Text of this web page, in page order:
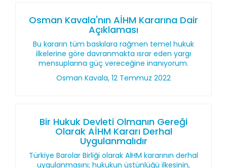
Osman Kavala'nın AİHM Kararına Dair
Açıklaması
Bu kararın tüm baskılara rağmen temel hukuk
ilkelerine göre davranmakta ısrar eden yargı
mensuplarına güç vereceğine inanıyorum.
Osman Kavala, 12 Temmuz 2022
Bir Hukuk Devleti Olmanın Gereği
Olarak AİHM Kararı Derhal
Uygulanmalıdır
Türkiye Barolar Birliği olarak AİHM kararının derhal
uygulanmasını; hukukun üstünlüğü ilkesinin,